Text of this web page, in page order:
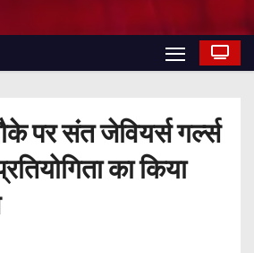
पर संत जेवियर्स गर्ल्स
का किया